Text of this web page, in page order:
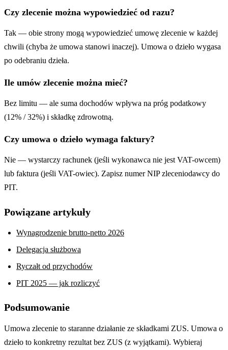
Czy zlecenie można wypowiedzieć od razu?
Tak — obie strony mogą wypowiedzieć umowę zlecenie w każdej
chwili (chyba że umowa stanowi inaczej). Umowa o dzieło wygasa
po odebraniu dzieła.
Ile umów zlecenie można mieć?
Bez limitu — ale suma dochodów wpływa na próg podatkowy
(12% / 32%) i składkę zdrowotną.
Czy umowa o dzieło wymaga faktury?
Nie — wystarczy rachunek (jeśli wykonawca nie jest VAT-owcem)
lub faktura (jeśli VAT-owiec). Zapisz numer NIP zleceniodawcy do
PIT.
Powiązane artykuły
Wynagrodzenie brutto-netto 2026
Delegacja służbowa
Ryczałt od przychodów
PIT 2025 — jak rozliczyć
Podsumowanie
Umowa zlecenie to staranne działanie ze składkami ZUS. Umowa o
dzieło to konkretny rezultat bez ZUS (z wyjątkami). Wybieraj